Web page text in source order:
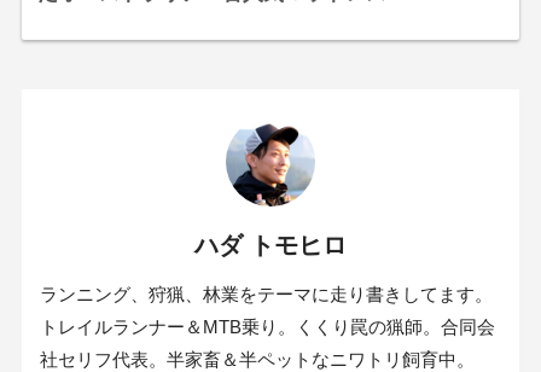
ハダ トモヒロ
ランニング、狩猟、林業をテーマに走り書きしてます。
トレイルランナー＆MTB乗り。くくり罠の猟師。合同会
社セリフ代表。半家畜＆半ペットなニワトリ飼育中。